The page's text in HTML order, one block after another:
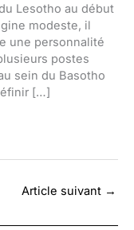
Lesotho au début
modeste, il
une personnalité
postes
sein du Basotho
[…]
Article suivant →